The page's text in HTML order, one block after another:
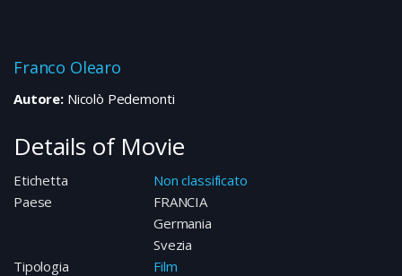
Franco Olearo
Autore:Nicolò Pedemonti
Details of Movie
Etichetta
Non classificato
Paese
FRANCIA
Germania
Svezia
Tipologia
Film